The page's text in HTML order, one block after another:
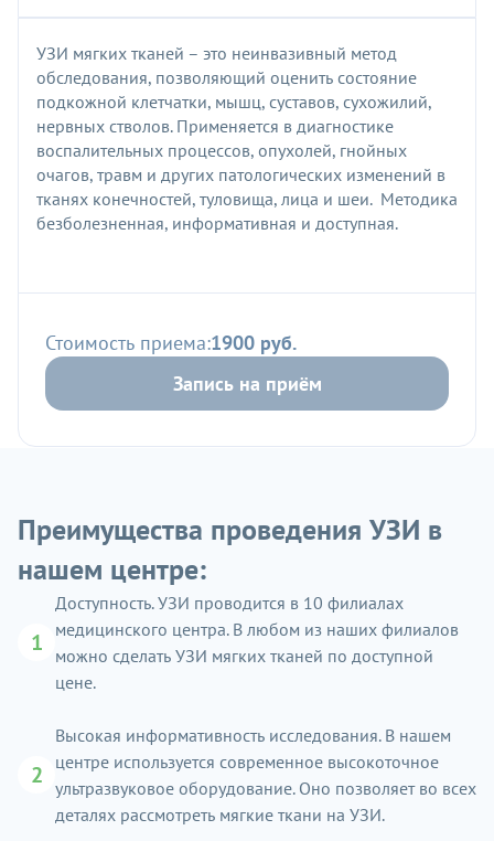
УЗИ мягких тканей – это неинвазивный метод
обследования, позволяющий оценить состояние
подкожной клетчатки, мышц, суставов, сухожилий,
нервных стволов. Применяется в диагностике
воспалительных процессов, опухолей, гнойных
очагов, травм и других патологических изменений в
тканях конечностей, туловища, лица и шеи. Методика
безболезненная, информативная и доступная.
Стоимость приема:1900 руб.
Запись на приём
Преимущества проведения УЗИ в
нашем центре:
1
Доступность. УЗИ проводится в 10 филиалах
медицинского центра. В любом из наших филиалов
можно сделать УЗИ мягких тканей по доступной
цене.
2
Высокая информативность исследования. В нашем
центре используется современное высокоточное
ультразвуковое оборудование. Оно позволяет во всех
деталях рассмотреть мягкие ткани на УЗИ.